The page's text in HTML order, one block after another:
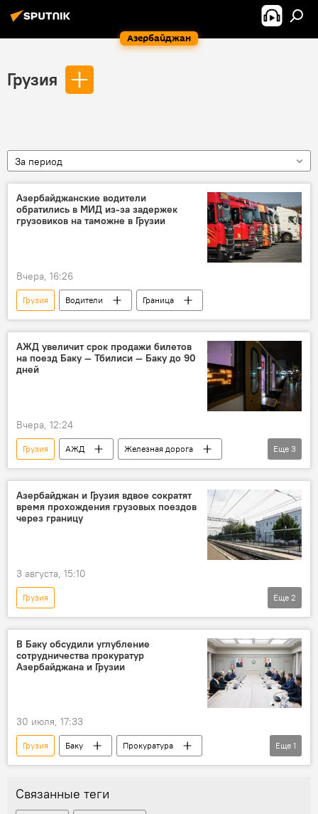
Азербайджан
Грузия
За период
Азербайджанские водители
обратились в МИД из-за задержек
грузовиков на таможне в Грузии
Вчера, 16:26
Грузия Водители Граница
АЖД увеличит срок продажи билетов
на поезд Баку — Тбилиси — Баку до 90
дней
Вчера, 12:24
Грузия АЖД
Железная дорога
Рейсы
Баку Тбилиси
Еще 3
Азербайджан и Грузия вдвое сократят
время прохождения грузовых поездов
через границу
3 августа, 15:10
Грузия
ЗАО "Азербайджанские железные дороги"
Железнодорожные перевозки
Железные дороги
Еще 2
В Баку обсудили углубление
сотрудничества прокуратур
Азербайджана и Грузии
30 июля, 17:33
Грузия Баку
Прокуратура
Тбилиси
Еще 1
Связанные теги